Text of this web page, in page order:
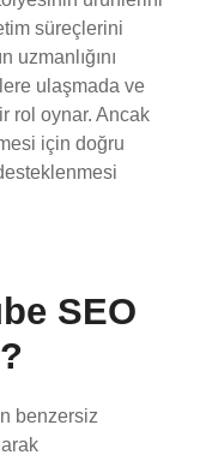
süreçlerini
uzmanlığını
ulaşmada ve
rol oynar. Ancak
için doğru
SEO
benzersiz